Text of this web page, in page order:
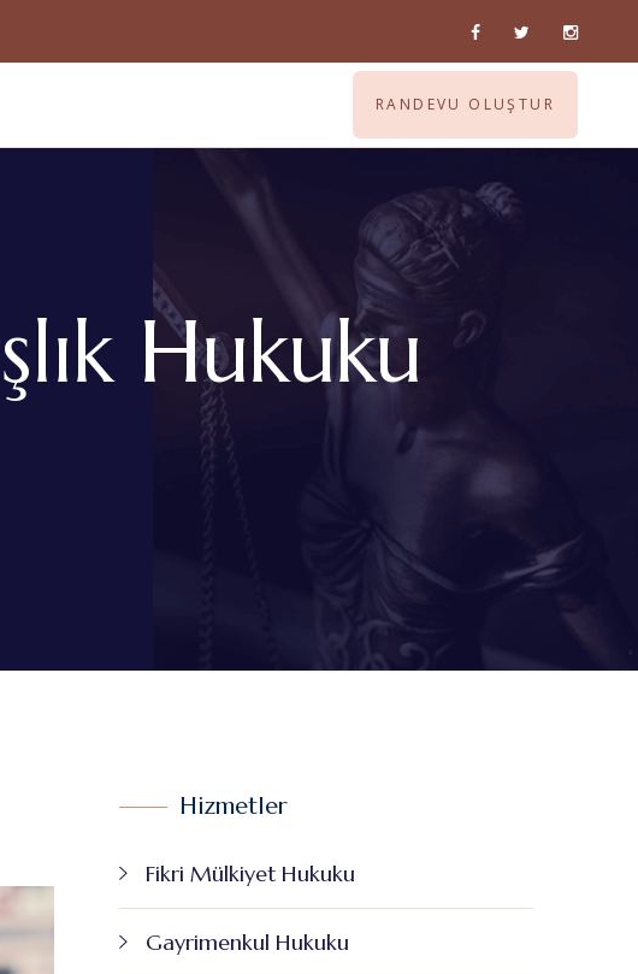
RANDEVU OLUŞTUR
Hukuku
Hizmetler
Fikri Mülkiyet Hukuku
Gayrimenkul Hukuku